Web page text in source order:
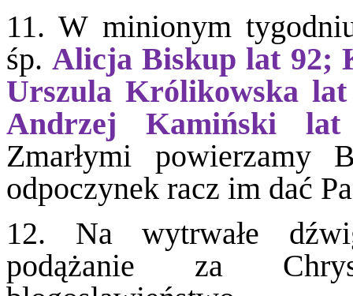
11. W minionym
śp.Alicja Biskup lat 92;
Urszula Królikowska
Andrzej Kamiński
Zmarłymi powierzamy
odpoczynek racz im
12. Na wytrwałe
podążanie za